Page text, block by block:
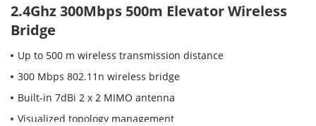
2.4Ghz 300Mbps 500m Elevator Wireless
Bridge
Up to 500 m wireless transmission distance
300 Mbps 802.11n wireless bridge
Built-in 7dBi 2 x 2 MIMO antenna
Visualized topology management